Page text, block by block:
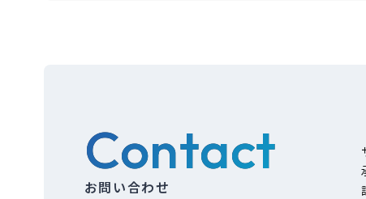
Contact
お問い合わせ